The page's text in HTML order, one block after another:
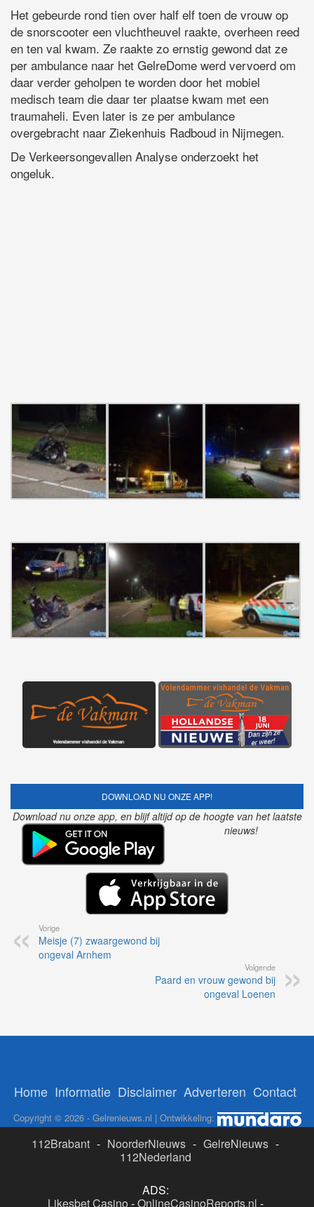
Het gebeurde rond tien over half elf toen de vrouw op
de snorscooter een vluchtheuvel raakte, overheen reed
en ten val kwam. Ze raakte zo ernstig gewond dat ze
per ambulance naar het GelreDome werd vervoerd om
daar verder geholpen te worden door het mobiel
medisch team die daar ter plaatse kwam met een
traumaheli. Even later is ze per ambulance
overgebracht naar Ziekenhuis Radboud in Nijmegen.
De Verkeersongevallen Analyse onderzoekt het
ongeluk.
DOWNLOAD NU ONZE APP!
Download nu onze app, en blijf altijd op de hoogte van het laatste
nieuws!
Vorige
Meisje (7) zwaargewond bij
ongeval Arnhem
Volgende
Paard en vrouw gewond bij
ongeval Loenen
Home Informatie Disclaimer Adverteren Contact
Copyright © 2026 - Gelrenieuws.nl | Ontwikkeling:
112Brabant - NoorderNieuws - GelreNieuws -
112Nederland
ADS:
Likesbet Casino -OnlineCasinoReports.nl -